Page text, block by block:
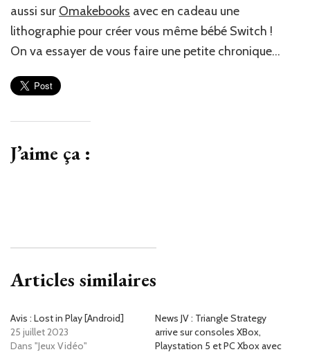
aussi sur Omakebooks avec en cadeau une
lithographie pour créer vous même bébé Switch !
On va essayer de vous faire une petite chronique…
J’aime ça :
Articles similaires
Avis : Lost in Play [Android]
25 juillet 2023
Dans "Jeux Vidéo"
News JV : Triangle Strategy
arrive sur consoles XBox,
Playstation 5 et PC Xbox avec